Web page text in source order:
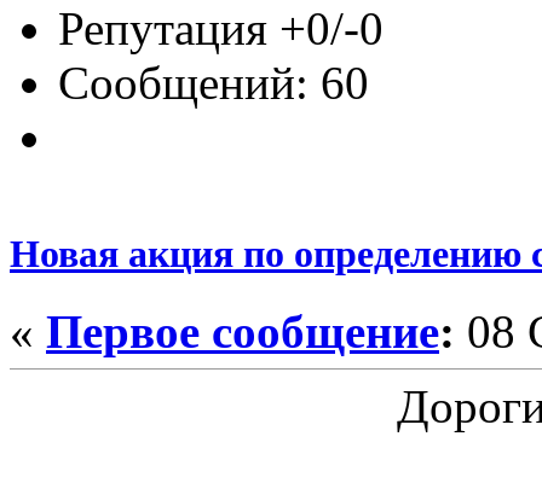
Репутация +0/-0
Сообщений: 60
Новая акция по определению
« Первое сообщение: 08
Дорогие